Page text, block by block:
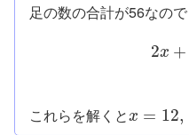
足の数の合計が56なので
2x +
これらを解くとx = 12,